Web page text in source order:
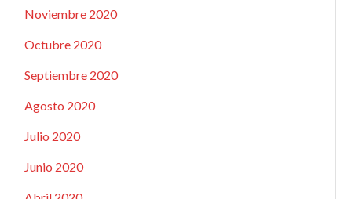
Noviembre 2020
Octubre 2020
Septiembre 2020
Agosto 2020
Julio 2020
Junio 2020